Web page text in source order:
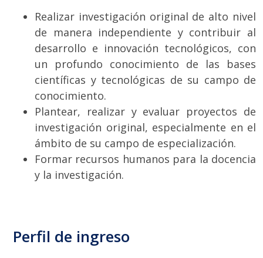
Realizar investigación original de alto nivel
de manera independiente y contribuir al
desarrollo e innovación tecnológicos, con
un profundo conocimiento de las bases
científicas y tecnológicas de su campo de
conocimiento.
Plantear, realizar y evaluar proyectos de
investigación original, especialmente en el
ámbito de su campo de especialización.
Formar recursos humanos para la docencia
y la investigación.
Perfil de ingreso